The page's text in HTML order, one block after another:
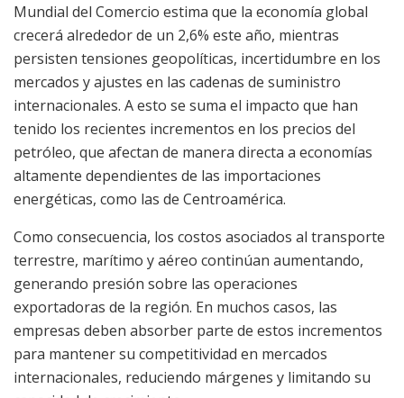
Mundial del Comercio estima que la economía global
crecerá alrededor de un 2,6% este año, mientras
persisten tensiones geopolíticas, incertidumbre en los
mercados y ajustes en las cadenas de suministro
internacionales. A esto se suma el impacto que han
tenido los recientes incrementos en los precios del
petróleo, que afectan de manera directa a economías
altamente dependientes de las importaciones
energéticas, como las de Centroamérica.
Como consecuencia, los costos asociados al transporte
terrestre, marítimo y aéreo continúan aumentando,
generando presión sobre las operaciones
exportadoras de la región. En muchos casos, las
empresas deben absorber parte de estos incrementos
para mantener su competitividad en mercados
internacionales, reduciendo márgenes y limitando su